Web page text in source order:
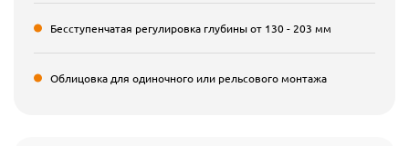
Бесступенчатая регулировка глубины от 130 - 203 мм
Облицовка для одиночного или рельсового монтажа